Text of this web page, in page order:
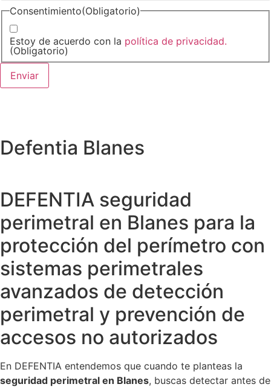
Consentimiento(Obligatorio)
Estoy de acuerdo con la política de privacidad.
(Obligatorio)
Defentia Blanes
DEFENTIA seguridad
perimetral en Blanes para la
protección del perímetro con
sistemas perimetrales
avanzados de detección
perimetral y prevención de
accesos no autorizados
En DEFENTIA entendemos que cuando te planteas la
seguridad perimetral en Blanes, buscas detectar antes de